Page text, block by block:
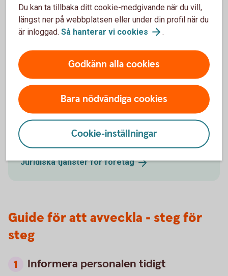
ansvariga tills bolaget är avregistrerat och alla skulder är
betalda. Därefter avslutas även F-skatt, moms och
arbetsgivaravgifter hos Skatteverket.
Behöver du hjälp med
juridiken?
Vi kan hjälpa dig med till exempel aktieägaravtal,
konsultavtal och anställningsavtal.
Juridiska tjänster förföretag
Guide för att avveckla - steg för
steg
Informera personalen tidigt
Du kan ta tillbaka ditt cookie-medgivande när du vill,
längst ner på webbplatsen eller under din profil när du
är inloggad. Så hanterar vi cookies .
Godkänn alla cookies
Bara nödvändiga cookies
Cookie-inställningar